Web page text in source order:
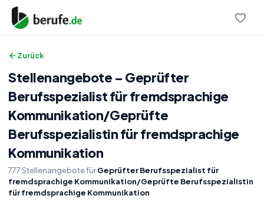
Zurück
Stellenangebote – Geprüfter
Berufsspezialist für fremdsprachige
Kommunikation/Geprüfte
Berufsspezialistin für fremdsprachige
Kommunikation
777StellenangebotefürGeprüfter Berufsspezialist für
fremdsprachige Kommunikation/Geprüfte Berufsspezialistin
für fremdsprachige Kommunikation